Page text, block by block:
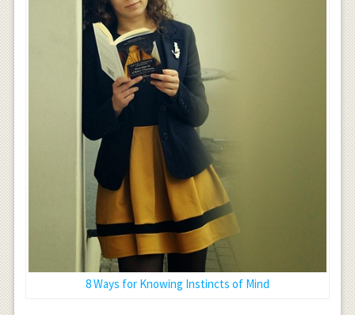
8 Ways for Knowing Instincts of Mind